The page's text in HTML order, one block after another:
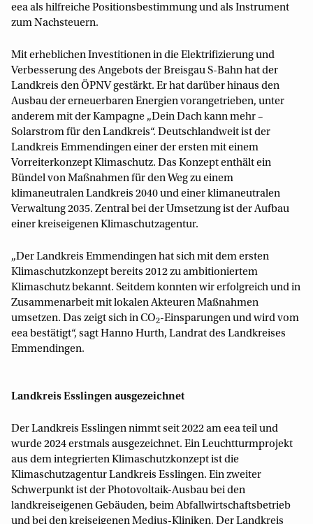
eea als hilfreiche Positionsbestimmung und als Instrument
zum Nachsteuern.
Mit erheblichen Investitionen in die Elektrifizierung und
Verbesserung des Angebots der Breisgau S-Bahn hat der
Landkreis den ÖPNV gestärkt. Er hat darüber hinaus den
Ausbau der erneuerbaren Energien vorangetrieben, unter
anderem mit der Kampagne „Dein Dach kann mehr –
Solarstrom für den Landkreis“. Deutschlandweit ist der
Landkreis Emmendingen einer der ersten mit einem
Vorreiterkonzept Klimaschutz. Das Konzept enthält ein
Bündel von Maßnahmen für den Weg zu einem
klimaneutralen Landkreis 2040 und einer klimaneutralen
Verwaltung 2035. Zentral bei der Umsetzung ist der Aufbau
einer kreiseigenen Klimaschutzagentur.
„Der Landkreis Emmendingen hat sich mit dem ersten
Klimaschutzkonzept bereits 2012 zu ambitioniertem
Klimaschutz bekannt. Seitdem konnten wir erfolgreich und in
Zusammenarbeit mit lokalen Akteuren Maßnahmen
umsetzen. Das zeigt sich in CO2-Einsparungen und wird vom
eea bestätigt“, sagt Hanno Hurth, Landrat des Landkreises
Emmendingen.
Landkreis Esslingen ausgezeichnet
Der Landkreis Esslingen nimmt seit 2022 am eea teil und
wurde 2024 erstmals ausgezeichnet. Ein Leuchtturmprojekt
aus dem integrierten Klimaschutzkonzept ist die
Klimaschutzagentur Landkreis Esslingen. Ein zweiter
Schwerpunkt ist der Photovoltaik-Ausbau bei den
landkreiseigenen Gebäuden, beim Abfallwirtschaftsbetrieb
und bei den kreiseigenen Medius-Kliniken. Der Landkreis